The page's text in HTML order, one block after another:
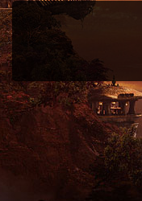
Utilisez l'adresse suivante pour
charge le format iCal.